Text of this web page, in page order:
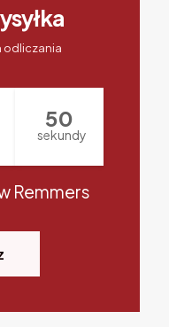
odliczania
49
sekundy
Remmers